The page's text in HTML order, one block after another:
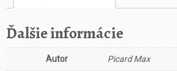
o
i
t
Ďalšie informácie
Autor Picard Max